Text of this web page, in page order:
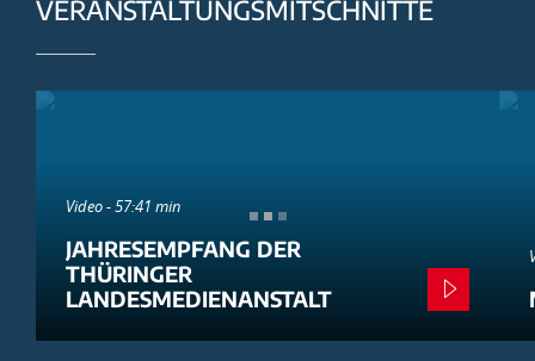
VERANSTALTUNGSMITSCHNITTE
Video - 57:41 min
JAHRESEMPFANG DER
THÜRINGER
LANDESMEDIENANSTALT